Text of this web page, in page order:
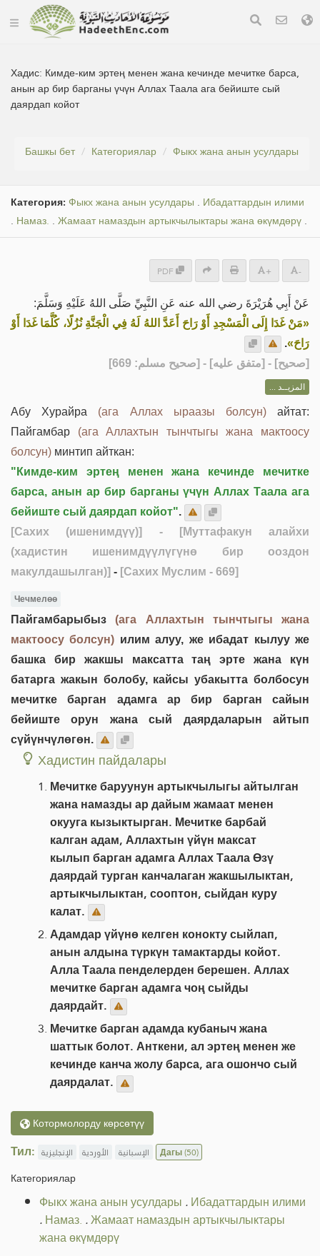
Хадис: Кимде-ким эртең менен жана кечинде мечитке барса,
анын ар бир барганы үчүн Аллах Таала ага бейиште сый
даярдап койот
Башкы бет Категориялар Фыкх жана анын усулдары
Категория: Фыкх жана анын усулдары . Ибадаттардын илими
. Намаз. . Жамаат намаздын артыкчылыктары жана өкүмдөрү .
PDF + -
عَنْ أَبِي هُرَيْرَةَ رضي الله عنه عَنِ النَّبِيِّ صَلَّى اللهُ عَلَيْهِ وَسَلَّمَ:
«مَنْ غَدَا إِلَى الْمَسْجِدِ أَوْ رَاحَ أَعَدَّ اللهُ لَهُ فِي الْجَنَّةِ نُزُلًا، كُلَّمَا غَدَا أَوْ
رَاحَ».
[صحيح] - [متفق عليه] - [صحيح مسلم: 669]
المزيــد ...
Абу Хурайра (ага Аллах ыраазы болсун)айтат:
Пайгамбар (ага Аллахтын тынчтыгы жана мактоосу
болсун) минтип айткан:
"Кимде-ким эртең менен жана кечинде мечитке
барса, анын ар бир барганы үчүн Аллах Таала ага
бейиште сый даярдап койот".
[Сахих (ишенимдүү)]
- [Муттафакун алайхи
(хадистин ишенимдүүлүгүнө бир ооздон
макулдашылган)] - [Сахих Муслим - 669]
Чечмелөө
Пайгамбарыбыз(ага Аллахтын тынчтыгы жана
мактоосу болсун) илим алуу, же ибадат кылуу же
башка бир жакшы максатта таң эрте жана күн
батарга жакын болобу, кайсы убакытта болбосун
мечитке барган адамга ар бир барган сайын
бейиште орун жана сый даярдаларын айтып
сүйүнчүлөгөн.
Хадистин пайдалары
Мечитке баруунун артыкчылыгы айтылган
жана намазды ар дайым жамаат менен
окууга кызыктырган. Мечитке барбай
калган адам, Аллахтын үйүн максат
кылып барган адамга Аллах Таала Өзү
даярдай турган канчалаган жакшылыктан,
артыкчылыктан, сооптон, сыйдан куру
калат.
Адамдар үйүнө келген конокту сыйлап,
анын алдына түркүн тамактарды койот.
Алла Таала пенделерден берешен. Аллах
мечитке барган адамга чоң сыйды
даярдайт.
Мечитке барган адамда кубаныч жана
шаттык болот. Анткени, ал эртең менен же
кечинде канча жолу барса, ага ошончо сый
даярдалат.
Котормолорду көрсөтүү
Тил: الإنجليزية الأوردية الإسبانية Дагы(50)
Категориялар
Фыкх жана анын усулдары .Ибадаттардын илими
.Намаз. .Жамаат намаздын артыкчылыктары
жана өкүмдөрү